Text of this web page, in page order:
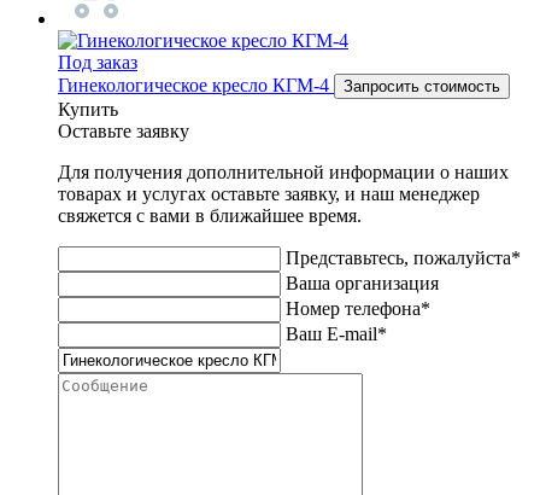
Под заказ
Гинекологическое кресло КГМ-4
Запросить стоимость
Купить
Оставьте заявку
Для получения дополнительной информации о наших
товарах и услугах оставьте заявку, и наш менеджер
свяжется с вами в ближайшее время.
Представьтесь, пожалуйста*
Ваша организация
Номер телефона*
Ваш E-mail*